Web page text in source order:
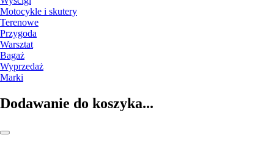
Motocykle i skutery
Terenowe
Przygoda
Warsztat
Bagaż
Wyprzedaż
Marki
Dodawanie do koszyka...